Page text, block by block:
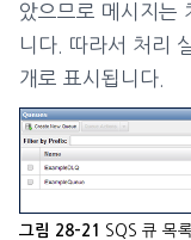
았으므로 메시지는
니다. 따라서 처리
개로 표시됩니다.
그림 28-21 SQS 큐 목